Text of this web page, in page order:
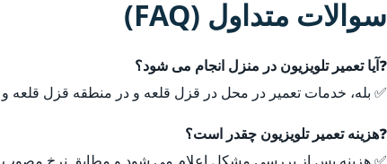
سوالات متداول (FAQ)
❓آیا تعمیر تلویزیون در منزل انجام می شود؟
✅ بله، خدمات تعمیر در محل در قزل قلعه و در منطقه قزل قلعه
❓هزینه تعمیر تلویزیون چقدر است؟